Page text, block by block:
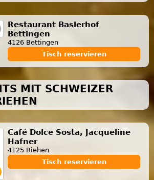
Restaurant Baslerhof
Bettingen
4126 Bettingen
Tisch reservieren
MIT SCHWEIZER
Café Dolce Sosta, Jacqueline
Hafner
4125 Riehen
Tisch reservieren